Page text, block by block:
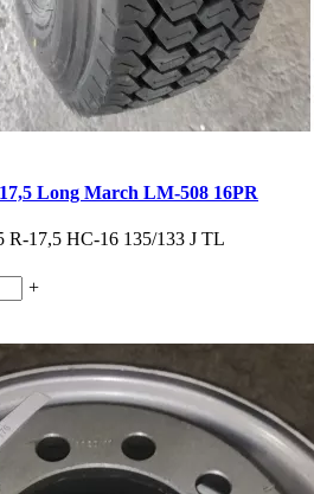
Long March LM-508 16PR
17,5 HC-16 135/133 J TL
+